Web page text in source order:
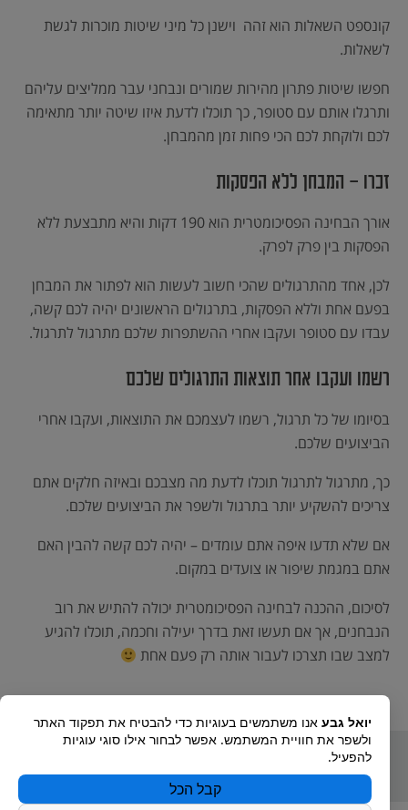
קונספט השאלות הוא זהה וישנן כל מיני שיטות מוכרות לגשת
לשאלות.
חפשו שיטות פתרון מהירות שמורים ונבחני עבר ממליצים עליהם
ותרגלו אותם עם סטופר, כך תוכלו לדעת איזו שיטה יותר מתאימה
לכם ולוקחת לכם הכי פחות זמן מהמבחן.
זכרו – המבחן ללא הפסקות
אורך הבחינה הפסיכומטרית הוא 190 דקות והיא מתבצעת ללא
הפסקות בין פרק לפרק.
לכן, אחד מהתרגולים שהכי חשוב לעשות הוא לפתור את המבחן
בפעם אחת וללא הפסקות, בתרגולים הראשונים יהיה לכם קשה,
עבדו עם סטופר ועקבו אחרי ההשתפרות שלכם מתרגול לתרגול.
רשמו ועקבו אחר תוצאות התרגולים שלכם
בסיומו של כל תרגול, רשמו לעצמכם את התוצאות, ועקבו אחרי
הביצועים שלכם.
כך, מתרגול לתרגול תוכלו לדעת מה מצבכם ובאיזה חלקים אתם
צריכים להשקיע יותר בתרגול ולשפר את הביצועים שלכם.
אם שלא תדעו איפה אתם עומדים – יהיה לכם קשה להבין האם
אתם במגמת שיפור או צועדים במקום.
לסיכום, ההכנה לבחינה הפסיכומטרית יכולה להתיש את רוב
הנבחנים, אך אם תעשו זאת בדרך יעילה וחכמה, תוכלו להגיע
למצב שבו תצרכו לעבור אותה רק פעם אחת
כנראה שיעניין אותך גם:
יואל גבע אנו משתמשים בעוגיות כדי להבטיח את תפקוד האתר
ולשפר את חוויית המשתמש. אפשר לבחור אילו סוגי עוגיות
להפעיל.
קבל הכל